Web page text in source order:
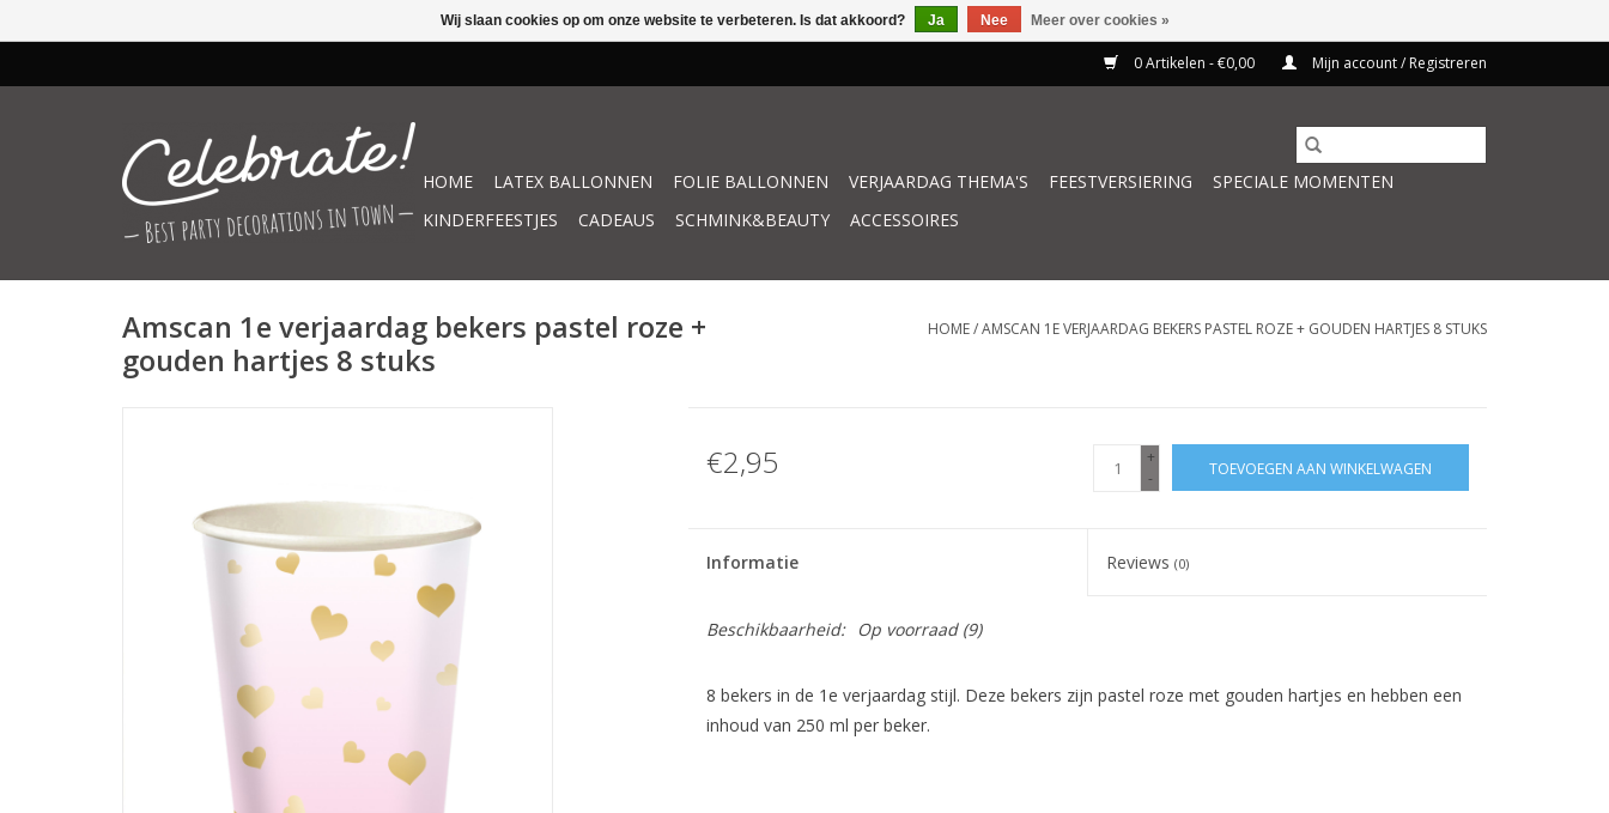
0 Artikelen - €0,00 Mijn account / Registreren
HOME LATEX BALLONNEN FOLIE BALLONNEN VERJAARDAG THEMA'S FEESTVERSIERING
SPECIALE MOMENTEN
KINDERFEESTJES
CADEAUS SCHMINK&BEAUTY ACCESSOIRES
Amscan 1e verjaardag bekers pastel roze +
gouden hartjes 8 stuks
HOME/AMSCAN 1E VERJAARDAG BEKERS PASTEL ROZE + GOUDEN HARTJES 8 STUKS
€2,95
+
-
TOEVOEGEN AAN WINKELWAGEN
Informatie Reviews(0)
Beschikbaarheid: Op voorraad(9)
8 bekers in de 1e verjaardag stijl. Deze bekers zijn pastel roze met gouden hartjes en hebben een
inhoud van 250 ml per beker.
Wij slaan cookies op om onze website te verbeteren. Is dat akkoord? Ja Nee Meer over cookies »